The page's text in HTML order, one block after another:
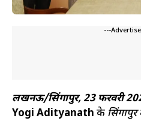
---
लखनऊ/सिंगापुर, 23 फरवरी
Yogi Adityanath के सिंगापुर